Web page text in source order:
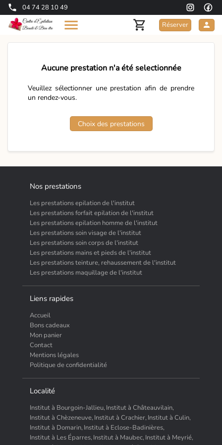
04 74 28 10 49
Réserver
Aucune prestation n'a été selectionnée
Veuillez sélectionner une prestation afin de prendre
un rendez-vous.
Choix des prestations
Nos prestations
Les prestations epilation de l'institut
Les prestations forfait epilation de l'institut
Les prestations epilation homme de l'institut
Les prestations soin visage de l'institut
Les prestations soin corps de l'institut
Les prestations mains et pieds de l'institut
Les prestations teinture, rehaussement de l'institut
Les prestations maquillage de l'institut
Liens rapides
Accueil
Bons cadeaux
Mon panier
Contact
Mentions légales
Politique de confidentialité
Localité
Institut à Bourgoin-Jallieu, Institut à Châteauvilain,
Institut à Chèzeneuve, Institut à Crachier, Institut à Culin,
Institut à Domarin, Institut à Eclose-Badinières,
Institut à Les Éparres, Institut à Maubec, Institut à Meyrié,